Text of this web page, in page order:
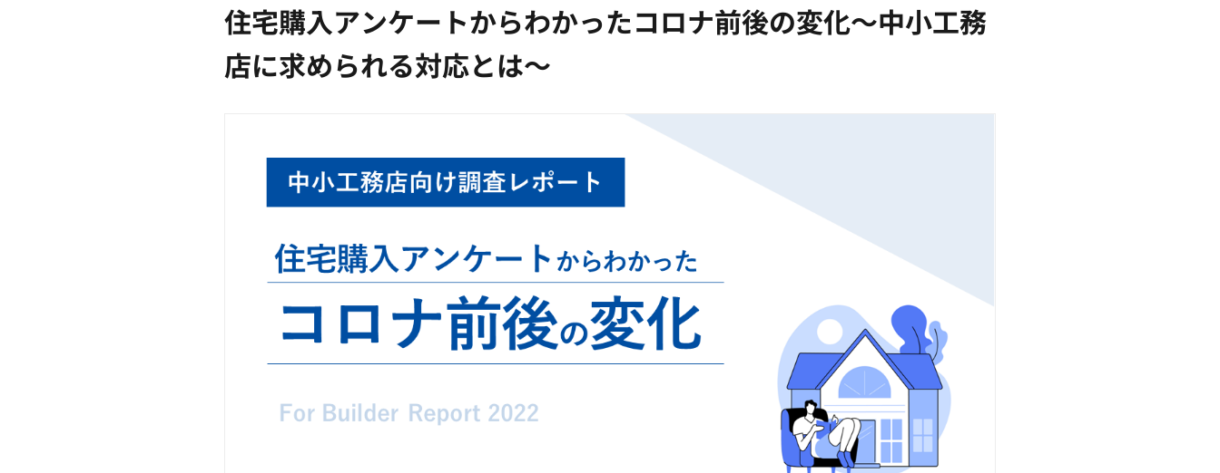
住宅購入アンケートからわかったコロナ前後の変化～中小工務
店に求められる対応とは～